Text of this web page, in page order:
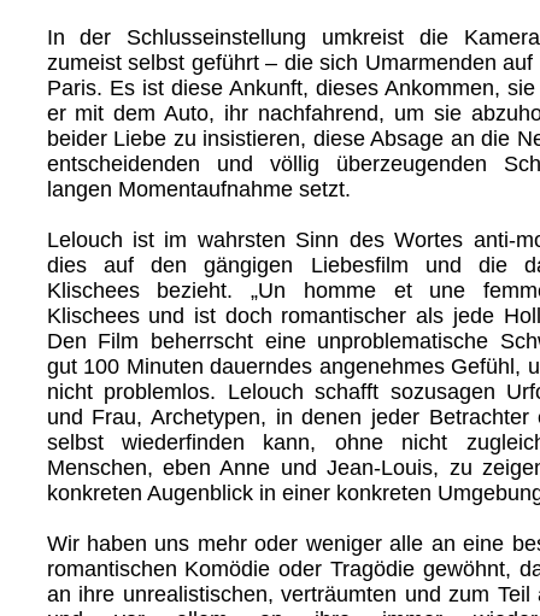
In der Schlusseinstellung umkreist die
zumeist selbst geführt – die sich Umarmenden
Paris. Es ist diese Ankunft, dieses Ankommen,
er mit dem Auto, ihr nachfahrend, um sie
beider Liebe zu insistieren, diese Absage an die
entscheidenden und völlig überzeugenden
langen Momentaufnahme setzt.
Lelouch ist im wahrsten Sinn des Wortes anti-
dies auf den gängigen Liebesfilm und die
Klischees bezieht. „Un homme et une
Klischees und ist doch romantischer als jede
Den Film beherrscht eine unproblematische
gut 100 Minuten dauerndes angenehmes Gefühl,
nicht problemlos. Lelouch schafft sozusagen
und Frau, Archetypen, in denen jeder Betrachter
selbst wiederfinden kann, ohne nicht
Menschen, eben Anne und Jean-Louis, zu
konkreten Augenblick in einer konkreten
Wir haben uns mehr oder weniger alle an eine
romantischen Komödie oder Tragödie gewöhnt,
an ihre unrealistischen, verträumten und zum Teil